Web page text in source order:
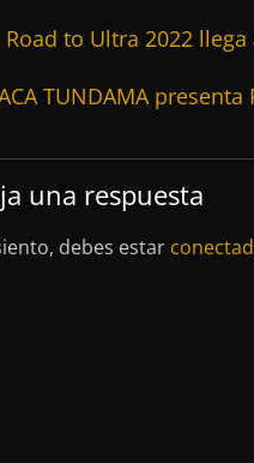
Road to Ultra 2022
TUNDAMA presenta
una respuesta
debes estar